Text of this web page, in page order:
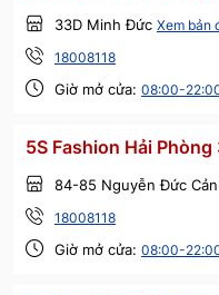
33D Minh Đức Xem bản
18008118
Giờ mở cửa: 08:00-
5S Fashion Hải
84-85 Nguyễn Đức
18008118
Giờ mở cửa: 08:00-